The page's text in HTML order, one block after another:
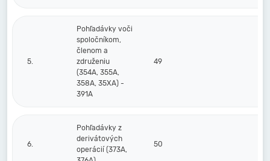
5.
Pohľadávky voči
spoločníkom,
členom a
združeniu
(354A, 355A,
358A, 35XA) -
391A
49
6.
Pohľadávky z
derivátových
operácií (373A,
50